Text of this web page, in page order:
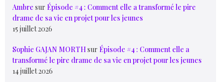
Ambre sur Épisode #4 : Comment elle a transformé le pire
drame de sa vie en projet pour les jeunes
15 juillet 2026
Sophie GAJAN MORTHsur Épisode #4 : Comment elle a
transformé le pire drame de sa vie en projet pour les jeunes
14 juillet 2026